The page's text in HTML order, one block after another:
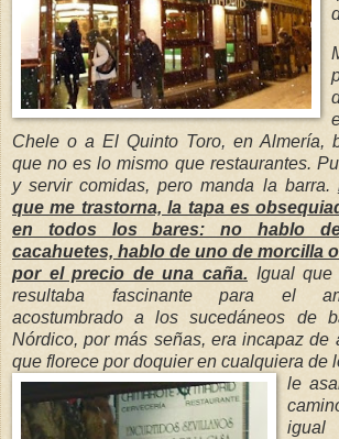
Chele o a El Quinto Toro, en Almería,
que no es lo mismo que restaurantes.
y servir comidas, pero manda la barra.
que me trastorna, la tapa es
en todos los bares: no hablo
cacahuetes, hablo de uno de morcilla
por el precio de una caña. Igual que
resultaba fascinante para el
acostumbrado a los sucedáneos de
Nórdico, por más señas, era incapaz de
que florece por doquier en cualquiera de
le
igual